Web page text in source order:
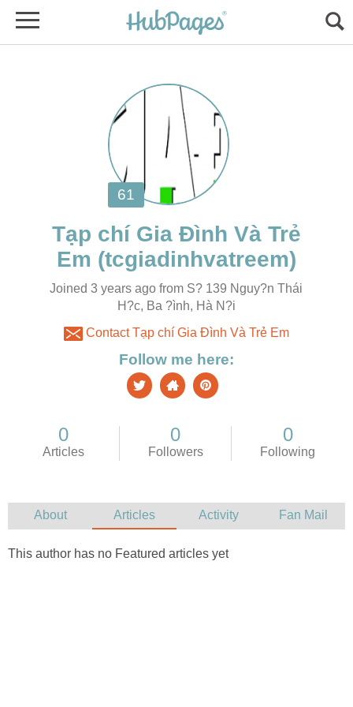
Tạp chí Gia Đình Và Trẻ
Joined 3 years ago from S? 139 Nguy?n Thái
H?c, Ba ?ình, Hà N?i
Contact Tạp chí Gia Đình Và Trẻ Em